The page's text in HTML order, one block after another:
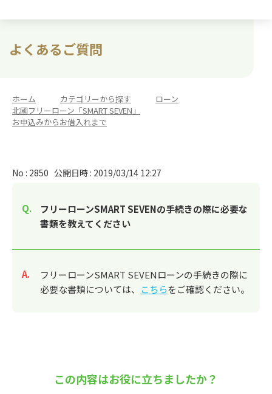
よくあるご質問
ホーム カテゴリーから探す ローン
北國フリーローン「SMART SEVEN」
お申込みからお借入れまで
No : 2850 公開日時 : 2019/03/14 12:27
フリーローンSMART SEVENの手続きの際に必要な
書類を教えてください
回答
フリーローンSMART SEVENローンの手続きの際に
必要な書類については、 こちらをご確認ください。
この内容はお役に立ちましたか？